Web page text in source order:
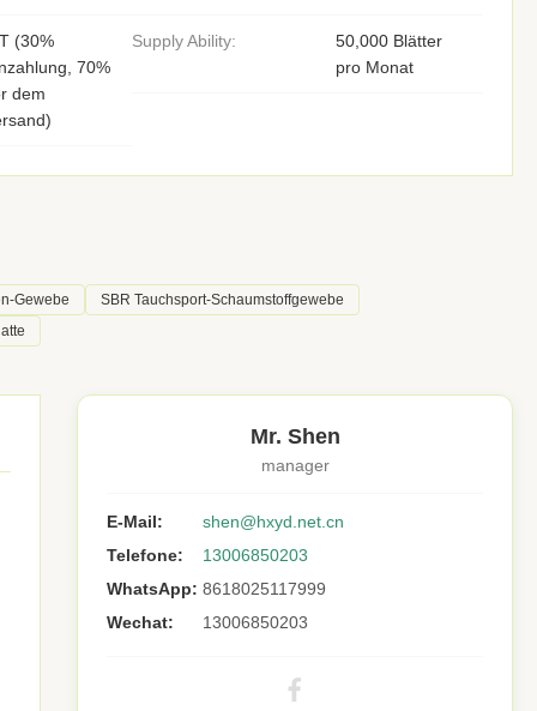
(30%
70%
dem
Supply Ability:
50,000 Blätter
pro Monat
Gewebe
SBR Tauchsport-Schaumstoffgewebe
Mr. Shen
manager
E-Mail:
shen@hxyd.net.cn
Telefone:
13006850203
WhatsApp: 8618025117999
Wechat:
13006850203